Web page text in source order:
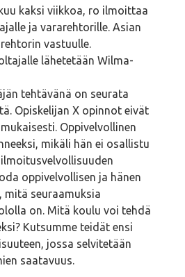
kaksi viikkoa, ro ilmoittaa
ja vararehtorille. Asian
vastuulle.
lähetetään Wilma-
tehtävänä on seurata
Opiskelijan X opinnot eivät
Oppivelvollinen
mikäli hän ei osallistu
oppivelvollisen ja hänen
seuraamuksia
on. Mitä koulu voi tehdä
Kutsumme teidät ensi
jossa selvitetään
saatavuus.